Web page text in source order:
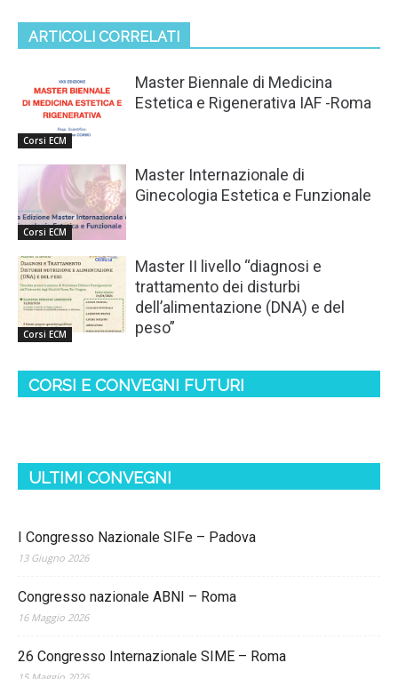
ARTICOLI CORRELATI
Corsi ECM
Master Biennale di Medicina
Estetica e Rigenerativa IAF -Roma
Corsi ECM
Master Internazionale di
Ginecologia Estetica e Funzionale
Corsi ECM
Master II livello “diagnosi e
trattamento dei disturbi
dell’alimentazione (DNA) e del
peso”
CORSI E CONVEGNI FUTURI
ULTIMI CONVEGNI
I Congresso Nazionale SIFe – Padova
13 Giugno 2026
Congresso nazionale ABNI – Roma
16 Maggio 2026
26 Congresso Internazionale SIME – Roma